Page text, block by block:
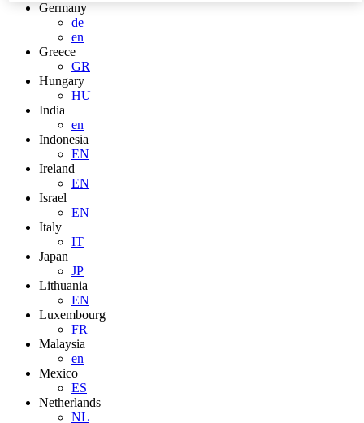
Germany
de
en
Greece
GR
Hungary
HU
India
en
Indonesia
EN
Ireland
EN
Israel
EN
Italy
IT
Japan
JP
Lithuania
EN
Luxembourg
FR
Malaysia
en
Mexico
ES
Netherlands
NL